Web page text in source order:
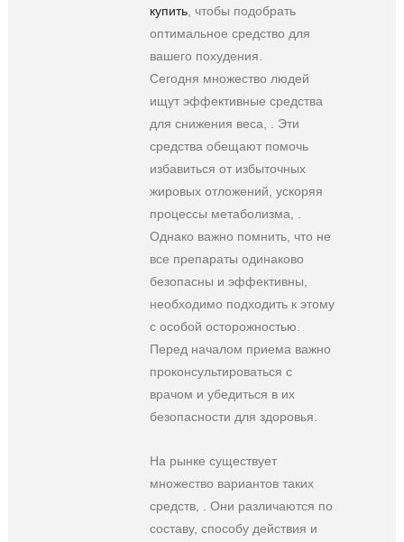
купить , чтобы подобрать
оптимальное средство для
вашего похудения.
Сегодня множество людей
ищут эффективные средства
для снижения веса, . Эти
средства обещают помочь
избавиться от избыточных
жировых отложений, ускоряя
процессы метаболизма, .
Однако важно помнить, что не
все препараты одинаково
безопасны и эффективны,
необходимо подходить к этому
с особой осторожностью.
Перед началом приема важно
проконсультироваться с
врачом и убедиться в их
безопасности для здоровья.
На рынке существует
множество вариантов таких
средств, . Они различаются по
составу, способу действия и